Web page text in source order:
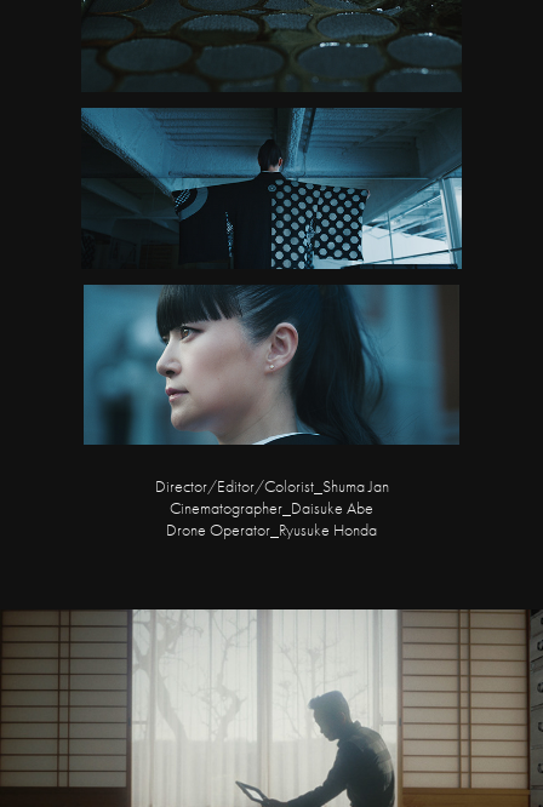
Director/Editor/Colorist_Shuma Jan
Cinematographer_Daisuke Abe
Drone Operator_Ryusuke Honda
私らしゅう生きるノート